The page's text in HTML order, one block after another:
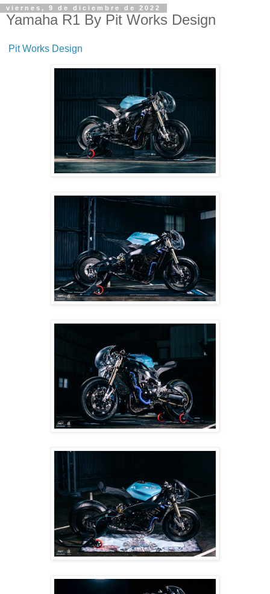
viernes, 9 de diciembre de 2022
Yamaha R1 By Pit Works Design
Pit Works Design